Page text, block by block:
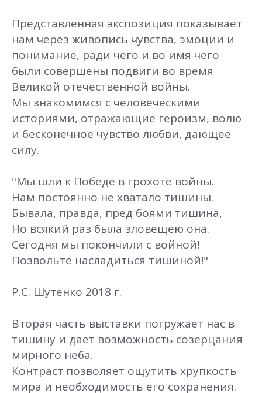
Представленная экспозиция показывает
нам через живопись чувства, эмоции и
понимание, ради чего и во имя чего
были совершены подвиги во время
Великой отечественной войны.
Мы знакомимся с человеческими
историями, отражающие героизм, волю
и бесконечное чувство любви, дающее
силу.
"Мы шли к Победе в грохоте войны.
Нам постоянно не хватало тишины.
Бывала, правда, пред боями тишина,
Но всякий раз была зловещею она.
Сегодня мы покончили с войной!
Позвольте насладиться тишиной!"
Р.С. Шутенко 2018 г.
Вторая часть выставки погружает нас в
тишину и дает возможность созерцания
мирного неба.
Контраст позволяет ощутить хрупкость
мира и необходимость его сохранения.